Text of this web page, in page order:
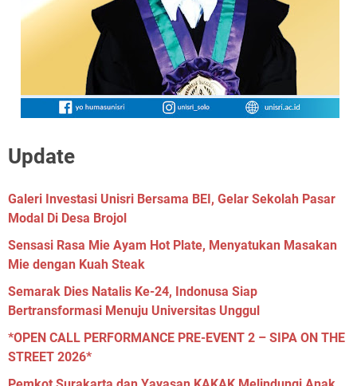
Update
Galeri Investasi Unisri Bersama BEI, Gelar Sekolah Pasar
Modal Di Desa Brojol
Sensasi Rasa Mie Ayam Hot Plate, Menyatukan Masakan
Mie dengan Kuah Steak
Semarak Dies Natalis Ke-24, Indonusa Siap
Bertransformasi Menuju Universitas Unggul
*OPEN CALL PERFORMANCE PRE-EVENT 2 – SIPA ON THE
STREET 2026*